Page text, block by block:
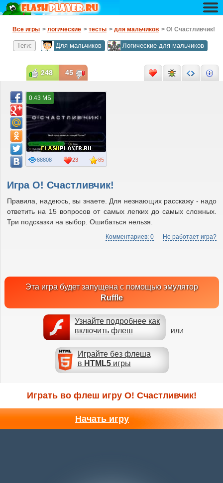
Все игры > логические > тесты > для мальчиков > О! Счастливчик!
Теги: Для мальчиков Логические для мальчиков
Игра О! Счастливчик!
Правила, надеюсь, вы знаете. Для незнающих расскажу - надо
ответить на 15 вопросов от самых легких до самых сложных.
Три подсказки на выбор. Ошибаться нельзя.
Комментариев: 0 Не работает игра?
Эта игра будет запущена с помощью эмулятор
Ruffle
Узнайте подробнее как
включить флеш
ИЛИ
Играйте без флеша
в HTML5игры
85
88808 23
0.43 МБ
248 45
Играть во флеш игру О! Счастливчик!
Начать игру